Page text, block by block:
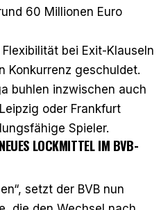
60 Millionen Euro
bei Exit-Klauseln
Konkurrenz geschuldet.
buhlen inzwischen auch
oder Frankfurt
Spieler.
LOCKMITTEL IM BVB-
setzt der BVB nun